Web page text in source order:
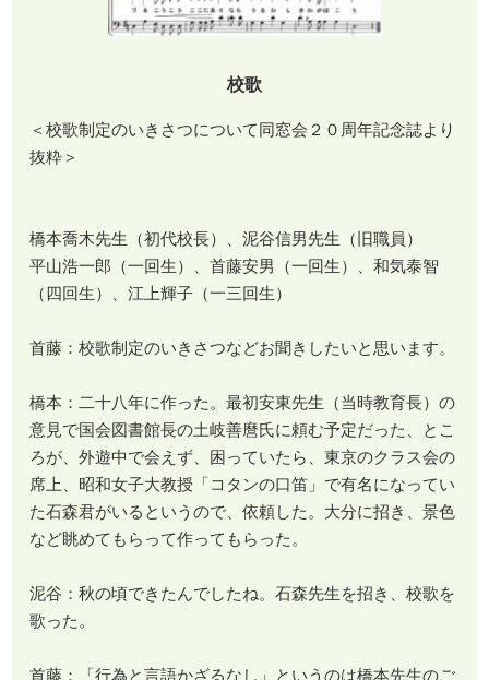
校歌
＜校歌制定のいきさつについて同窓会２０周年記念誌より
抜粋＞
橋本喬木先生（初代校長）、泥谷信男先生（旧職員）
平山浩一郎（一回生）、首藤安男（一回生）、和気泰智
（四回生）、江上輝子（一三回生）
首藤：校歌制定のいきさつなどお聞きしたいと思います。
橋本：二十八年に作った。最初安東先生（当時教育長）の
意見で国会図書館長の土岐善麿氏に頼む予定だった、とこ
ろが、外遊中で会えず、困っていたら、東京のクラス会の
席上、昭和女子大教授「コタンの口笛」で有名になってい
た石森君がいるというので、依頼した。大分に招き、景色
など眺めてもらって作ってもらった。
泥谷：秋の頃できたんでしたね。石森先生を招き、校歌を
歌った。
首藤：「行為と言語かざるなし」というのは橋本先生のご